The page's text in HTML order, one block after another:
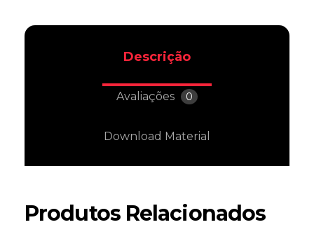
Descrição
Avaliações 0
Download Material
Produtos Relacionados